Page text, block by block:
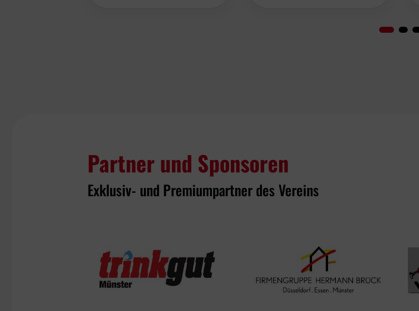
Partner und Sponsoren
Exklusiv- und Premiumpartner des Vereins